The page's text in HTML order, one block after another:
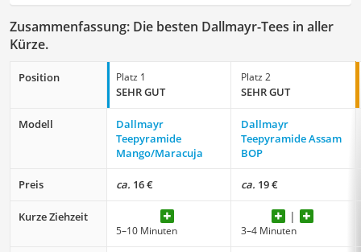
Zusammenfassung: Die besten Dallmayr-Tees in aller
Kürze.
Position Platz 1
SEHR GUT
Platz 2
SEHR GUT
Modell
Dallmayr
Teepyramide
Mango/Maracuja
Dallmayr
Teepyramide Assam
BOP
Preis ca. 16 € ca. 19 €
Kurze Ziehzeit
5–10 Minuten 3–4 Minuten